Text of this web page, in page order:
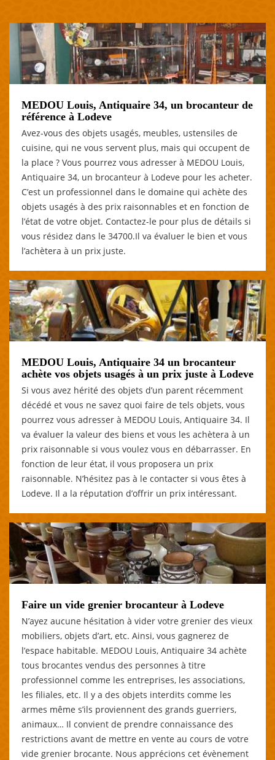
MEDOU Louis, Antiquaire 34, un brocanteur de
référence à Lodeve
Avez-vous des objets usagés, meubles, ustensiles de
cuisine, qui ne vous servent plus, mais qui occupent de
la place ? Vous pourrez vous adresser à MEDOU Louis,
Antiquaire 34, un brocanteur à Lodeve pour les acheter.
C’est un professionnel dans le domaine qui achète des
objets usagés à des prix raisonnables et en fonction de
l’état de votre objet. Contactez-le pour plus de détails si
vous résidez dans le 34700.Il va évaluer le bien et vous
l’achètera à un prix juste.
MEDOU Louis, Antiquaire 34 un brocanteur
achète vos objets usagés à un prix juste à Lodeve
Si vous avez hérité des objets d’un parent récemment
décédé et vous ne savez quoi faire de tels objets, vous
pourrez vous adresser à MEDOU Louis, Antiquaire 34. Il
va évaluer la valeur des biens et vous les achètera à un
prix raisonnable si vous voulez vous en débarrasser. En
fonction de leur état, il vous proposera un prix
raisonnable. N’hésitez pas à le contacter si vous êtes à
Lodeve. Il a la réputation d’offrir un prix intéressant.
Faire un vide grenier brocanteur à Lodeve
N’ayez aucune hésitation à vider votre grenier des vieux
mobiliers, objets d’art, etc. Ainsi, vous gagnerez de
l’espace habitable. MEDOU Louis, Antiquaire 34 achète
tous brocantes vendus des personnes à titre
professionnel comme les entreprises, les associations,
les filiales, etc. Il y a des objets interdits comme les
armes même s’ils proviennent des grands guerriers,
animaux… Il convient de prendre connaissance des
restrictions avant de mettre en vente au cours de votre
vide grenier brocante. Nous apprécions cet évènement